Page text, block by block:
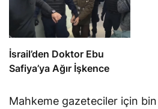
İsrail’den Doktor Ebu
Safiya’ya Ağır İşkence
Mahkeme gazeteciler için